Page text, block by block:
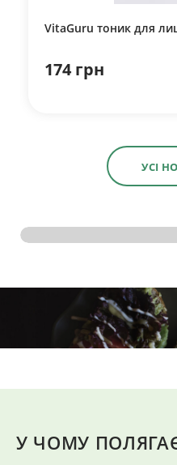
VitaGuru тоник для
174 грн
УСІ
У ЧОМУ